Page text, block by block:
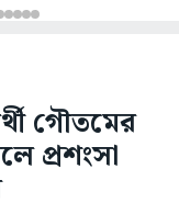
গৌতমের
প্রশংসা